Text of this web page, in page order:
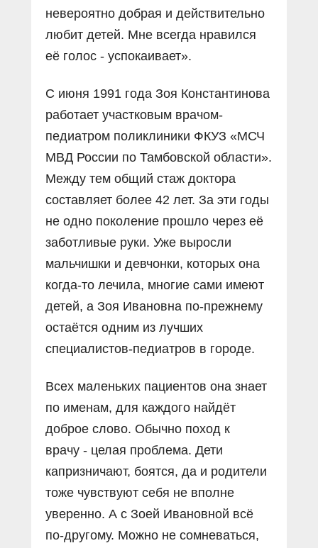
невероятно добрая и действительно
любит детей. Мне всегда нравился
её голос - успокаивает».
С июня 1991 года Зоя Константинова
работает участковым врачом-
педиатром поликлиники ФКУЗ «МСЧ
МВД России по Тамбовской области».
Между тем общий стаж доктора
составляет более 42 лет. За эти годы
не одно поколение прошло через её
заботливые руки. Уже выросли
мальчишки и девчонки, которых она
когда-то лечила, многие сами имеют
детей, а Зоя Ивановна по-прежнему
остаётся одним из лучших
специалистов-педиатров в городе.
Всех маленьких пациентов она знает
по именам, для каждого найдёт
доброе слово. Обычно поход к
врачу - целая проблема. Дети
капризничают, боятся, да и родители
тоже чувствуют себя не вполне
уверенно. А с Зоей Ивановной всё
по-другому. Можно не сомневаться,